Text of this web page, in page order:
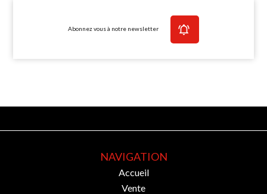
Abonnez vous à notre newsletter
NAVIGATION
Accueil
Vente